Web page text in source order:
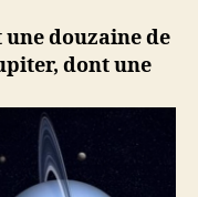
douzaine de
dont une